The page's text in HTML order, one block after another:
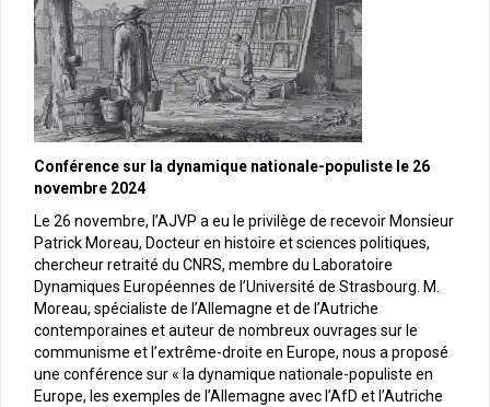
Conférence sur la dynamique nationale-populiste le 26
novembre 2024
Le 26 novembre, l’AJVP a eu le privilège de recevoir Monsieur
Patrick Moreau, Docteur en histoire et sciences politiques,
chercheur retraité du CNRS, membre du Laboratoire
Dynamiques Européennes de l’Université de Strasbourg. M.
Moreau, spécialiste de l’Allemagne et de l’Autriche
contemporaines et auteur de nombreux ouvrages sur le
communisme et l’extrême-droite en Europe, nous a proposé
une conférence sur « la dynamique nationale-populiste en
Europe, les exemples de l’Allemagne avec l’AfD et l’Autriche